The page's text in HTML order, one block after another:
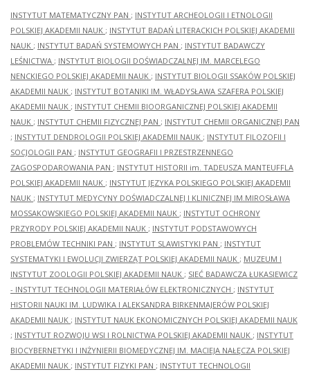
INSTYTUT MATEMATYCZNY PAN ; INSTYTUT ARCHEOLOGII I ETNOLOGII
POLSKIEJ AKADEMII NAUK ; INSTYTUT BADAŃ LITERACKICH POLSKIEJ AKADEMII
NAUK ; INSTYTUT BADAŃ SYSTEMOWYCH PAN ; INSTYTUT BADAWCZY
LEŚNICTWA ; INSTYTUT BIOLOGII DOŚWIADCZALNEJ IM. MARCELEGO
NENCKIEGO POLSKIEJ AKADEMII NAUK ; INSTYTUT BIOLOGII SSAKÓW POLSKIEJ
AKADEMII NAUK ; INSTYTUT BOTANIKI IM. WŁADYSŁAWA SZAFERA POLSKIEJ
AKADEMII NAUK ; INSTYTUT CHEMII BIOORGANICZNEJ POLSKIEJ AKADEMII
NAUK ; INSTYTUT CHEMII FIZYCZNEJ PAN ; INSTYTUT CHEMII ORGANICZNEJ PAN
; INSTYTUT DENDROLOGII POLSKIEJ AKADEMII NAUK ; INSTYTUT FILOZOFII I
SOCJOLOGII PAN ; INSTYTUT GEOGRAFII I PRZESTRZENNEGO
ZAGOSPODAROWANIA PAN ; INSTYTUT HISTORII im. TADEUSZA MANTEUFFLA
POLSKIEJ AKADEMII NAUK ; INSTYTUT JĘZYKA POLSKIEGO POLSKIEJ AKADEMII
NAUK ; INSTYTUT MEDYCYNY DOŚWIADCZALNEJ I KLINICZNEJ IM.MIROSŁAWA
MOSSAKOWSKIEGO POLSKIEJ AKADEMII NAUK ; INSTYTUT OCHRONY
PRZYRODY POLSKIEJ AKADEMII NAUK ; INSTYTUT PODSTAWOWYCH
PROBLEMÓW TECHNIKI PAN ; INSTYTUT SLAWISTYKI PAN ; INSTYTUT
SYSTEMATYKI I EWOLUCJI ZWIERZĄT POLSKIEJ AKADEMII NAUK ; MUZEUM I
INSTYTUT ZOOLOGII POLSKIEJ AKADEMII NAUK ; SIEĆ BADAWCZA ŁUKASIEWICZ
- INSTYTUT TECHNOLOGII MATERIAŁÓW ELEKTRONICZNYCH ; INSTYTUT
HISTORII NAUKI IM. LUDWIKA I ALEKSANDRA BIRKENMAJERÓW POLSKIEJ
AKADEMII NAUK ; INSTYTUT NAUK EKONOMICZNYCH POLSKIEJ AKADEMII NAUK
; INSTYTUT ROZWOJU WSI I ROLNICTWA POLSKIEJ AKADEMII NAUK ; INSTYTUT
BIOCYBERNETYKI I INŻYNIERII BIOMEDYCZNEJ IM. MACIEJA NAŁĘCZA POLSKIEJ
AKADEMII NAUK ; INSTYTUT FIZYKI PAN ; INSTYTUT TECHNOLOGII